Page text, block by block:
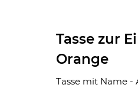
Tasse zur
Orange
Tasse mit Name -